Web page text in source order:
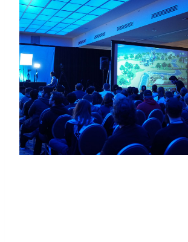
abril 27, 2021octubre 7, 2024